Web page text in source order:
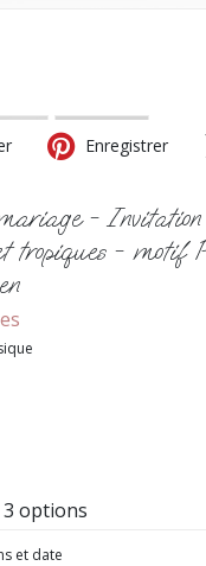
Enregistrer
-
tropiques - motif
3 options
et date